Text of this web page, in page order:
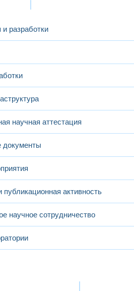
разработки
научная аттестация
публикационная активность
научное сотрудничество